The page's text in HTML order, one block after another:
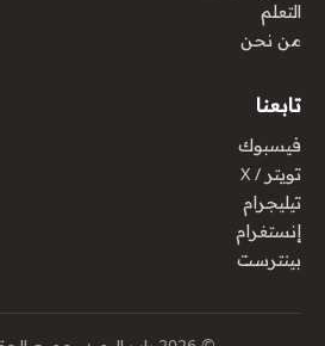
التعلم
من نحن
تابعنا
فيسبوك
تويتر / X
تيليجرام
إنستغرام
بينترست